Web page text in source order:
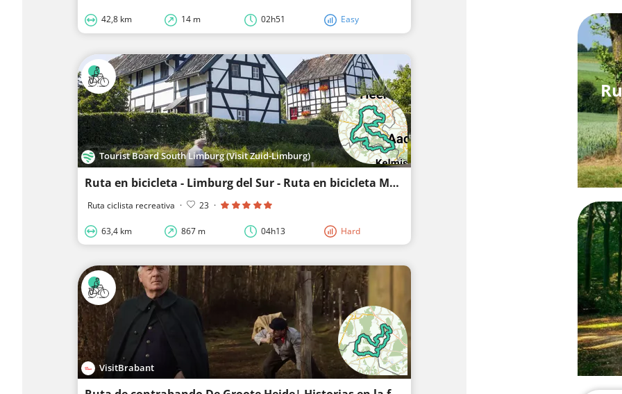
42,8 km 14 m 02h51 Easy
Tourist Board South Limburg (Visit Zuid-Limburg)
Ruta en bicicleta - Limburg del Sur - Ruta en bicicleta Mergelland Ruta en bicicleta sur
Ruta ciclista recreativa · 23 ·
63,4 km 867 m 04h13 Hard
VisitBrabant